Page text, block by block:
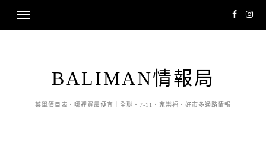
BALIMAN情報局
菜單價目表・哪裡買最便宜｜全聯・7-11・家樂福・好市多通路情報